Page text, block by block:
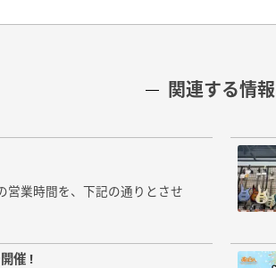
関連する情報
営業時間を、下記の通りとさせ
催 !